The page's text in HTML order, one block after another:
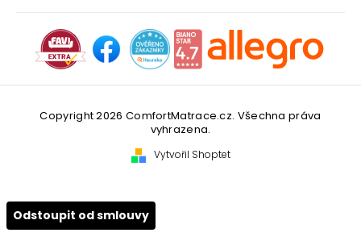
Vytvořil Shoptet
Copyright 2026 ComfortMatrace.cz. Všechna práva
vyhrazena.
Odstoupit od smlouvy